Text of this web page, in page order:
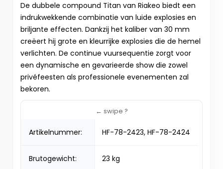
De dubbele compound Titan van Riakeo biedt een
indrukwekkende combinatie van luide explosies en
briljante effecten. Dankzij het kaliber van 30 mm
creëert hij grote en kleurrijke explosies die de hemel
verlichten. De continue vuursequentie zorgt voor
een dynamische en gevarieerde show die zowel
privéfeesten als professionele evenementen zal
bekoren.
Artikelnummer: HF-78-2423, HF-78-2424
Brutogewicht: 23 kg